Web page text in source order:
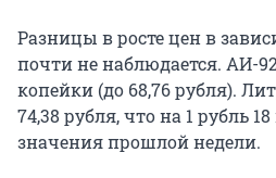
Разницы в росте цен в
почти не наблюдается. АИ-
копейки (до 68,76 рубля).
74,38 рубля, что на 1 рубль
значения прошлой недели.